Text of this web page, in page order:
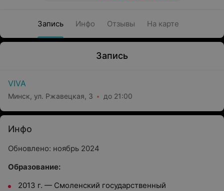
Запись Инфо Отзывы На карте
Запись
VIVA
Минск, ул. Ржавецкая, 3 до 21:00
Инфо
Обновлено: ноябрь 2024
Образование:
2013 г. — Смоленский государственный